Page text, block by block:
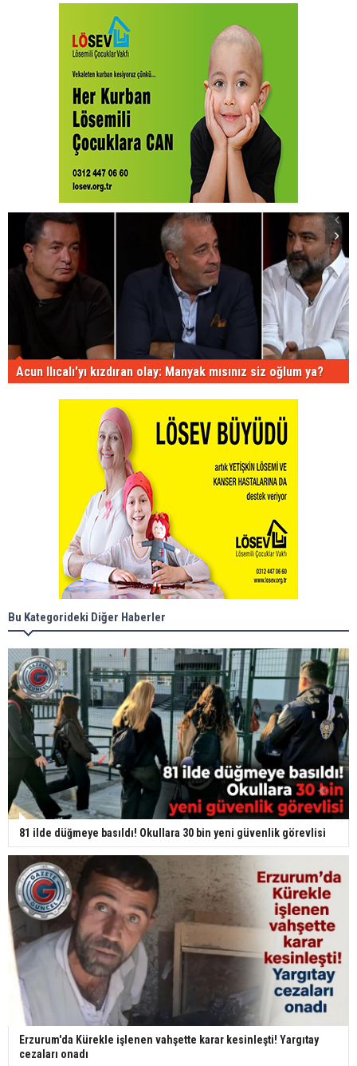
Acun Ilıcalı'yı kızdıran olay: Manyak mısınız siz oğlum ya?
Bu Kategorideki Diğer Haberler
81 ilde düğmeye basıldı! Okullara 30 bin yeni güvenlik görevlisi
Erzurum'da Kürekle işlenen vahşette karar kesinleşti! Yargıtay
cezaları onadı